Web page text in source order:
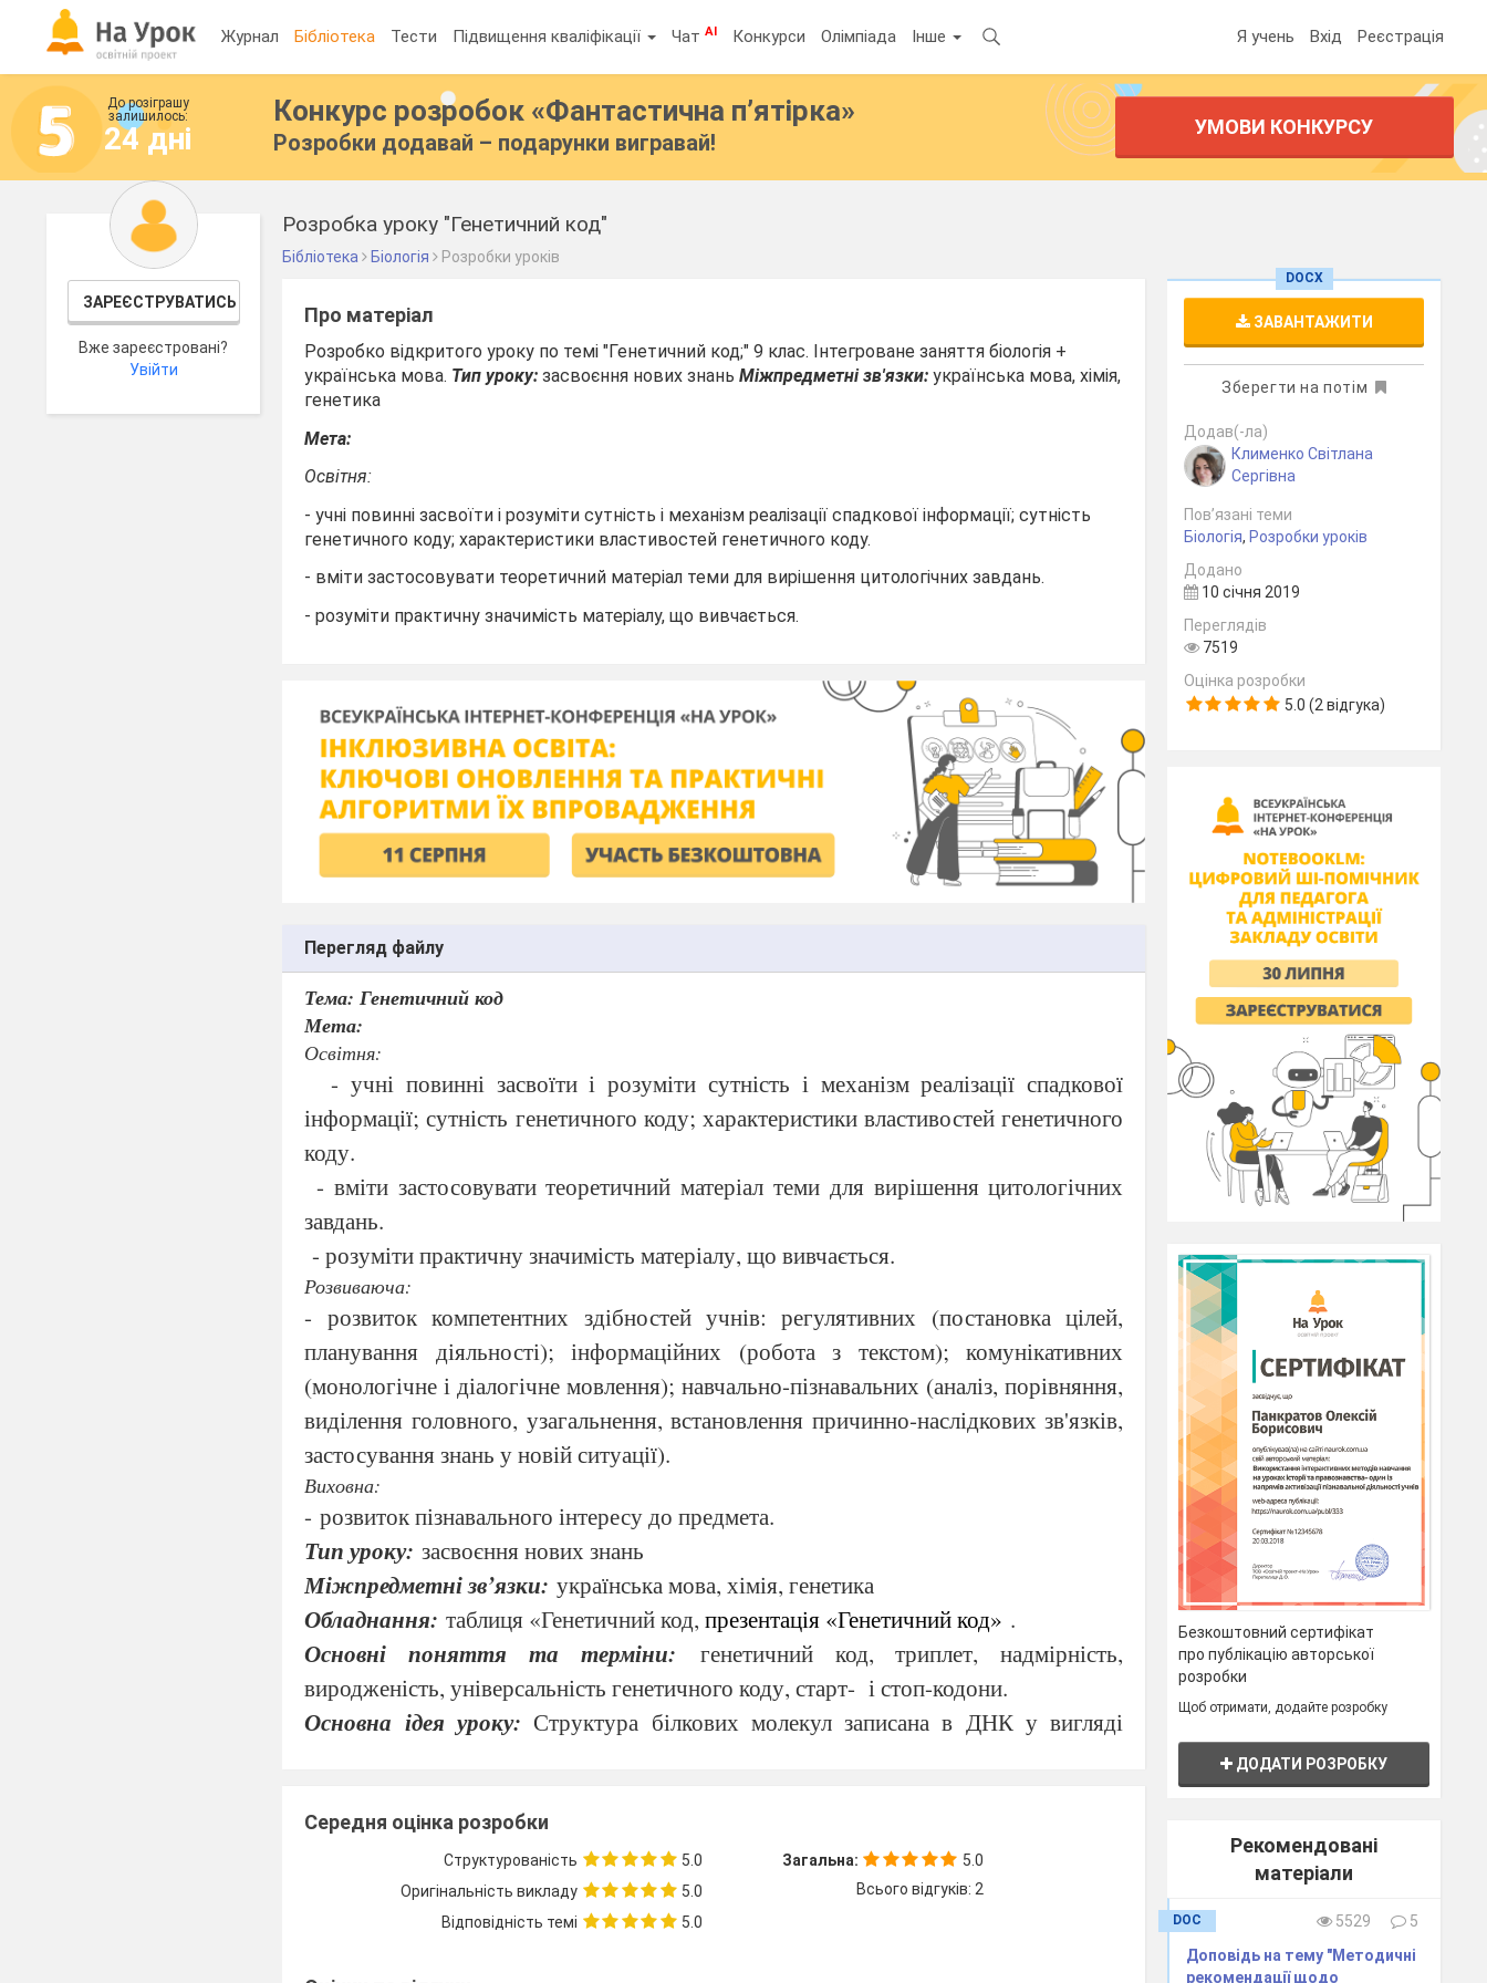
Журнал Бібліотека Тести Підвищення кваліфікації ЧатAI Конкурси Олімпіада Інше Я учень Вхід Реєстрація
До розіграшу
залишилось:
24 дні
Конкурс розробок «Фантастична п’ятірка»
Розробки додавай – подарунки вигравай!
УМОВИ КОНКУРСУ
ЗАРЕЄСТРУВАТИСЬ
Вже зареєстровані?
Увійти
Розробка уроку "Генетичний код"
Бібліотека Біологія Розробки уроків
Про матеріал
Розробко відкритого уроку по темі "Генетичний код;" 9 клас. Інтегроване заняття біологія +
українська мова. Тип уроку: засвоєння нових знаньМіжпредметні зв'язки: українська мова, хімія,
генетика
Мета:
Освітня:
- учні повинні засвоїти і розуміти сутність і механізм реалізації спадкової інформації; сутність
генетичного коду; характеристики властивостей генетичного коду.
- вміти застосовувати теоретичний матеріал теми для вирішення цитологічних завдань.
- розуміти практичну значимість матеріалу, що вивчається.
Перегляд файлу
Тема: Генетичний код
Мета:
Освітня:
- учні повинні засвоїти і розуміти сутність і механізм реалізації спадкової
інформації; сутність генетичного коду; характеристики властивостей генетичного
коду.
- вміти застосовувати теоретичний матеріал теми для вирішення цитологічних
завдань.
- розуміти практичну значимість матеріалу, що вивчається.
Розвиваюча:
- розвиток компетентних здібностей учнів: регулятивних (постановка цілей,
планування діяльності); інформаційних (робота з текстом); комунікативних
(монологічне і діалогічне мовлення); навчально-пізнавальних (аналіз, порівняння,
виділення головного, узагальнення, встановлення причинно-наслідкових зв'язків,
застосування знань у новій ситуації).
Виховна:
- розвиток пізнавального інтересу до предмета.
Тип уроку: засвоєння нових знань
Міжпредметні зв’язки: українська мова,хімія, генетика
Обладнання: таблиця «Генетичний код,презентація «Генетичний код» .
Основні поняття та терміни: генетичний код, триплет,надмірність,
виродженість, універсальність генетичного коду, старт- і стоп-кодони.
Основна ідея уроку: Структура білкових молекул записана в ДНК у вигляді
Хід уроку:
І. Організаційний момент
ІІ. Актуалізація опорних знань учнів
Фронтальна бесіда
Середня оцінка розробки
Структурованість
5.0
Оригінальність викладу
5.0
Відповідність темі
5.0
Загальна:
5.0
Всього відгуків: 2
DOCX
ЗАВАНТАЖИТИ
Зберегти на потім
Додав(-ла)
Клименко Світлана
Сергівна
Пов’язані теми
Біологія, Розробки уроків
Додано
10 січня 2019
Переглядів
7519
Оцінка розробки
5.0 (2 відгука)
Безкоштовний сертифікат
про публікацію авторської
розробки
Щоб отримати, додайте розробку
ДОДАТИ РОЗРОБКУ
Рекомендовані
матеріали
DOC 5529
5
Доповідь на тему "Методичні
рекомендації щодо